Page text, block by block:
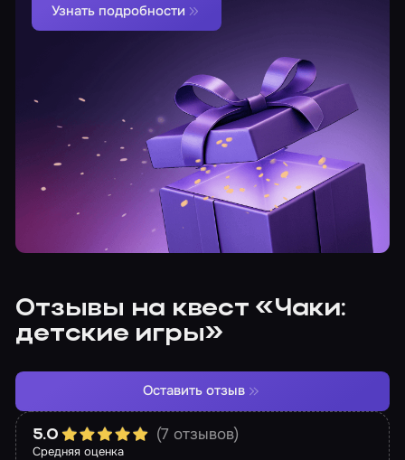
Узнать подробности
Отзывы на квест «Чаки:
детские игры»
Средняя оценка
5.0 (7 отзывов)
Оставить отзыв